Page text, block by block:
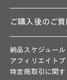
ご購入後のご
納品スケジュール
アフィリエイト
特定商取引に関